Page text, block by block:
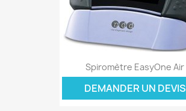
Spiromètre EasyOne Air
DEMANDER UN DEVIS